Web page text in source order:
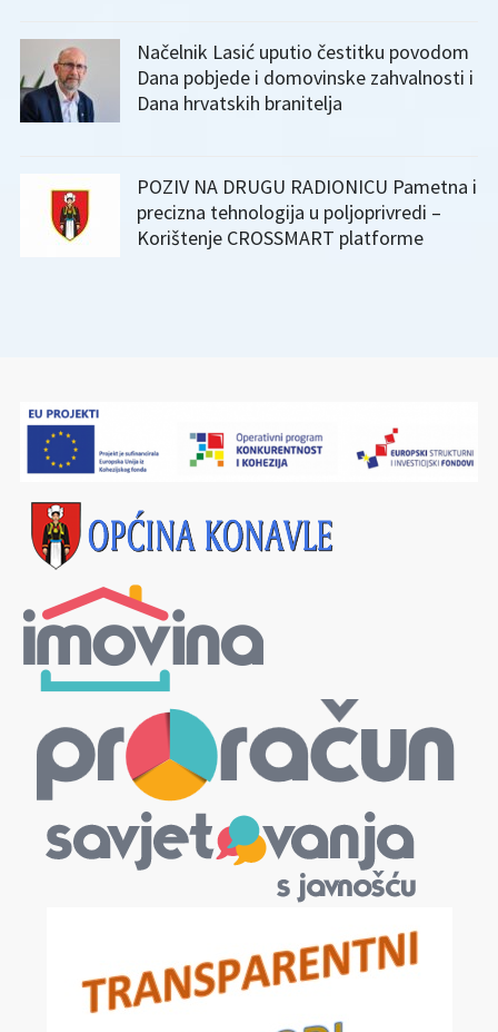
Načelnik Lasić uputio čestitku povodom
Dana pobjede i domovinske zahvalnosti i
Dana hrvatskih branitelja
POZIV NA DRUGU RADIONICU Pametna i
precizna tehnologija u poljoprivredi –
Korištenje CROSSMART platforme